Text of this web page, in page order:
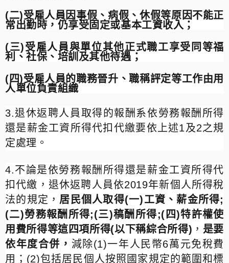
(二)受雇人員因事假、病假、休假等原因不能正
常出勤時，仍享受固定或基本工資收入；
(三)受雇人員與單位其他正式職工享受同等福
利、社保、培訓及其他待遇；
(四)受雇人員的職務晉升、職稱評定等工作由用
人單位負責組織
3.退休返聘人員取得的報酬系依勞務報酬所得
還是薪金工資所得代扣代繳要依上述1 及2之規
定處理。
4.不論是依勞務報酬所得還是薪金工資所得代
扣代繳，退休返聘人員依2019年新個人所得稅
法的規定， 居民個人取得(一)工資、薪金所得;
(二)勞務報酬所得;(三)稿酬所得;( 四)特許權使
用費所得等這四項所得(以下稱綜合所得) ， 是要
依年度合併， 減除(1)一年人民幣6萬元免稅費
用； (2)包括居民個人按照國家規定的範圍和標